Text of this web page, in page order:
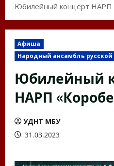
Юбилейный концерт НАРП
Афиша
Народный ансамбль
Юбилейный
НАРП
УДНТ МБУ
31.03.2023